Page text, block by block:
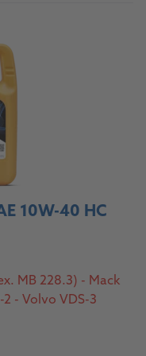
10W-40 HC
MB 228.3) - Mack
2 - Volvo VDS-3